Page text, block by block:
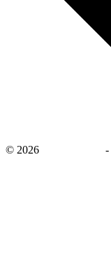
© 2026 -